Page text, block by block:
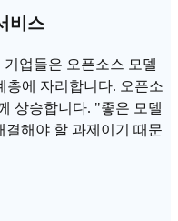
비스
기업들은 오픈소스 모델
층에 자리합니다. 오픈소
상승합니다. "좋은 모델
해야 할 과제이기 때문